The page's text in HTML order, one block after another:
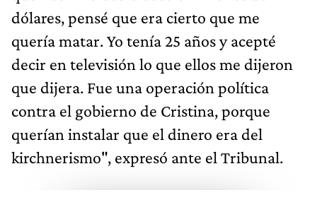
dólares, pensé que era cierto que me
quería matar. Yo tenía 25 años y acepté
decir en televisión lo que ellos me dijeron
que dijera. Fue una operación política
contra el gobierno de Cristina, porque
querían instalar que el dinero era del
kirchnerismo", expresó ante el Tribunal.